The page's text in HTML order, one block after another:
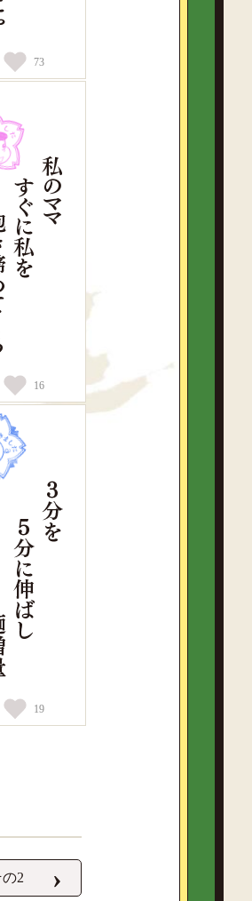
73
16
19
の2 ›